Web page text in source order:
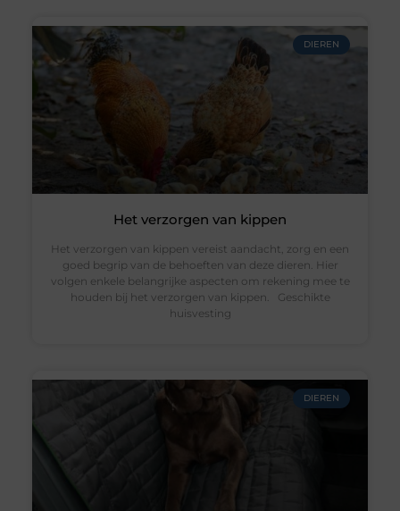
DIEREN
Het verzorgen van kippen
Het verzorgen van kippen vereist aandacht, zorg en een
goed begrip van de behoeften van deze dieren. Hier
volgen enkele belangrijke aspecten om rekening mee te
houden bij het verzorgen van kippen. Geschikte
huisvesting
DIEREN